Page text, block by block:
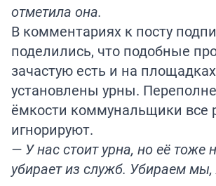
отметила она.
В комментариях к посту
поделились, что подобные
зачастую есть и на
установлены урны.
ёмкости коммунальщики все
игнорируют.
— У нас стоит урна, но её тоже
убирает из служб. Убираем